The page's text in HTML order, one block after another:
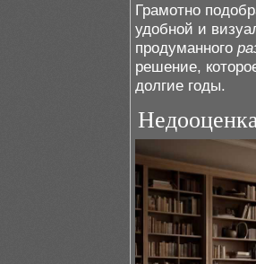
Грамотно
удобной и
продуманного
решение,
долгие годы.